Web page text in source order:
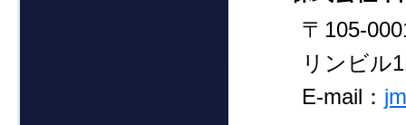
〒105-
リンビル
E-mail：